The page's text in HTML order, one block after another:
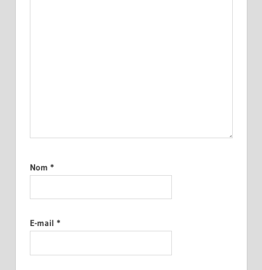
Nom *
E-mail *